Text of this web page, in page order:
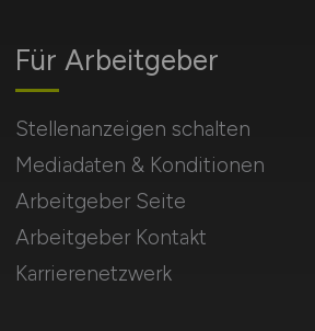
Für Arbeitgeber
Stellenanzeigen schalten
Mediadaten & Konditionen
Arbeitgeber Seite
Arbeitgeber Kontakt
Karrierenetzwerk